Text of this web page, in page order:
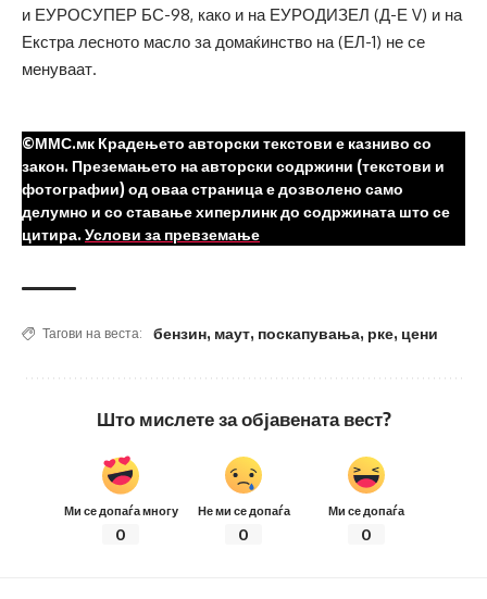
и ЕУРОСУПЕР БС-98, како и на ЕУРОДИЗЕЛ (Д-Е V) и на
Екстра лесното масло за домаќинство на (ЕЛ-1) не се
менуваат.
©ММС.мк Крадењето авторски текстови е казниво со
закон. Преземањето на авторски содржини (текстови и
фотографии) од оваа страница е дозволено само
делумно и со ставање хиперлинк до содржината што се
цитира. Услови за превземање
Тагови на веста: бензин, маут, поскапувања, рке, цени
Што мислете за објавената вест?
Ми се допаѓа многу
0
Не ми се допаѓа
0
Ми се допаѓа
0